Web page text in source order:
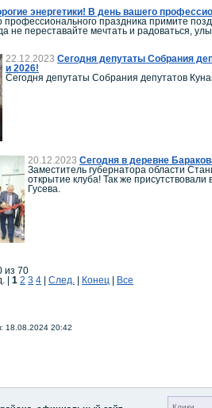
энергетики! В день вашего
профессионального праздника примите
не переставайте мечтать и радоваться,
22.12.2023 Сегодня депутаты Собрания
и 2026!
Сегодня депутаты Собрания депутатов
20.12.2023 Сегодня в деревне
Заместитель губернатора области
открытие клуба! Так же
Гусева.
из 70
| 1 2 3 4 След. Конец Все
18.08.2024 20:42